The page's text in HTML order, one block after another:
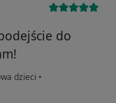
do
dzieci •